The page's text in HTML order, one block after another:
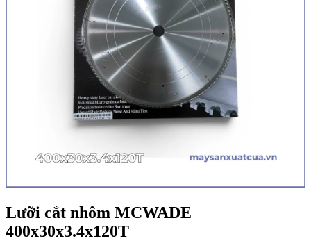
Lưỡi cắt nhôm MCWADE
400x30x3.4x120T